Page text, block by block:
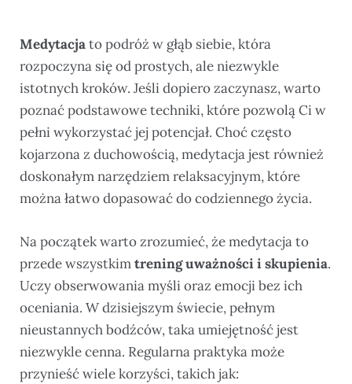
Medytacjato podróż w głąb siebie, która
rozpoczyna się od prostych, ale niezwykle
istotnych kroków. Jeśli dopiero zaczynasz, warto
poznać podstawowe techniki, które pozwolą Ci w
pełni wykorzystać jej potencjał. Choć często
kojarzona z duchowością, medytacja jest również
doskonałym narzędziem relaksacyjnym, które
można łatwo dopasować do codziennego życia.
Na początek warto zrozumieć, że medytacja to
przede wszystkimtrening uważności i skupienia.
Uczy obserwowania myśli oraz emocji bez ich
oceniania. W dzisiejszym świecie, pełnym
nieustannych bodźców, taka umiejętność jest
niezwykle cenna. Regularna praktyka może
przynieść wiele korzyści, takich jak: